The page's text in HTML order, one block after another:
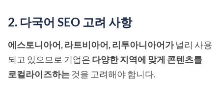
2. 다국어 SEO 고려 사항
에스토니아어, 라트비아어, 리투아니아어가널리 사용
되고 있으므로 기업은 다양한 지역에 맞게 콘텐츠를
로컬라이즈하는것을 고려해야 합니다.